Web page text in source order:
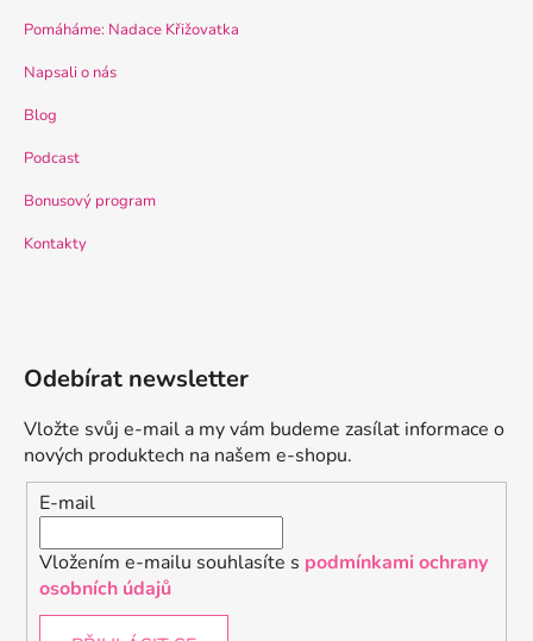
Pomáháme: Nadace Křižovatka
Napsali o nás
Blog
Podcast
Bonusový program
Kontakty
Odebírat newsletter
Vložte svůj e-mail a my vám budeme zasílat informace o
nových produktech na našem e-shopu.
E-mail
Vložením e-mailu souhlasíte s podmínkami ochrany
osobních údajů